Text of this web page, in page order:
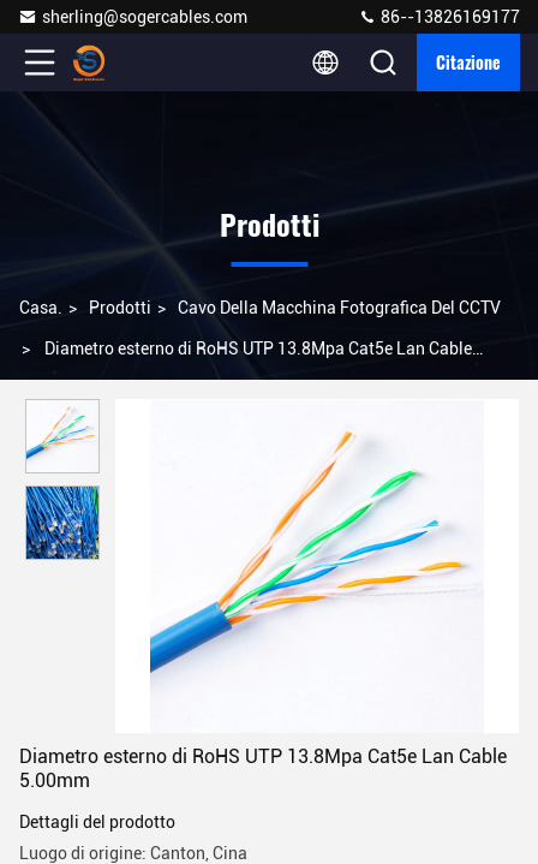
sherling@sogercables.com 86--13826169177
Citazione
Prodotti
Casa. > Prodotti > Cavo Della Macchina Fotografica Del CCTV
> Diametro esterno di RoHS UTP 13.8Mpa Cat5e Lan Cable
Diametro esterno di RoHS UTP 13.8Mpa Cat5e Lan Cable
5.00mm
Dettagli del prodotto
Luogo di origine: Canton, Cina